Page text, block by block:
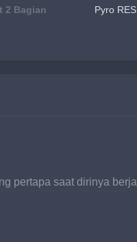
2 Bagian Pyro
pertapa saat dirinya